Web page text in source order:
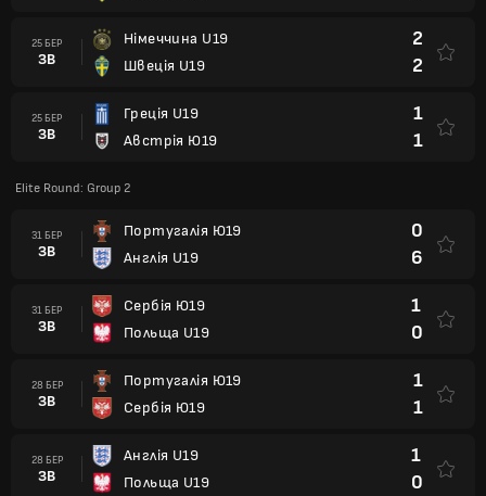
25 БЕР
ЗВ
Німеччина U19
Швеція U19
2
2
25 БЕР
ЗВ
Греція U19
Австрія Ю19
1
1
Elite Round: Group 2
31 БЕР
ЗВ
Португалія Ю19
Англія U19
0
6
31 БЕР
ЗВ
Сербія Ю19
Польща U19
1
0
28 БЕР
ЗВ
Португалія Ю19
Сербія Ю19
1
1
28 БЕР
ЗВ
Англія U19
Польща U19
1
0